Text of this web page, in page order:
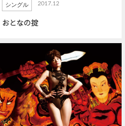
シングル 2017.12
おとなの掟